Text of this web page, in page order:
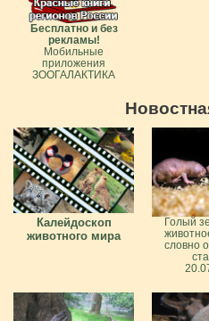
Бесплатно и без
рекламы!
Мобильные
приложения
ЗООГАЛАКТИКА
Калейдоскоп
животного мира
Голый
словно